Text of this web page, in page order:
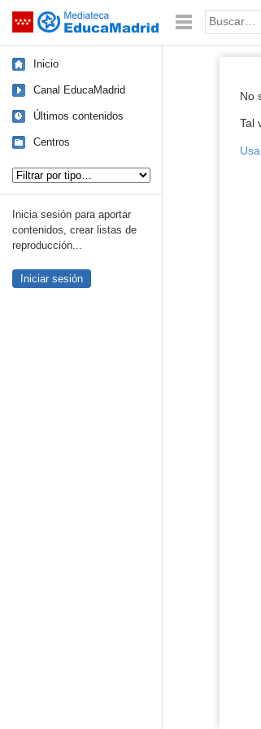
Saltar navegación Palabra o
Inicio
Canal EducaMadrid
Últimos contenidos
Centros
Inicia sesión para aportar
contenidos, crear listas de
reproducción...
Iniciar sesión
No
Tal